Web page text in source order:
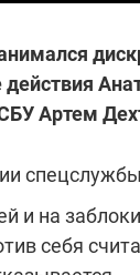
Артем
и на
себя